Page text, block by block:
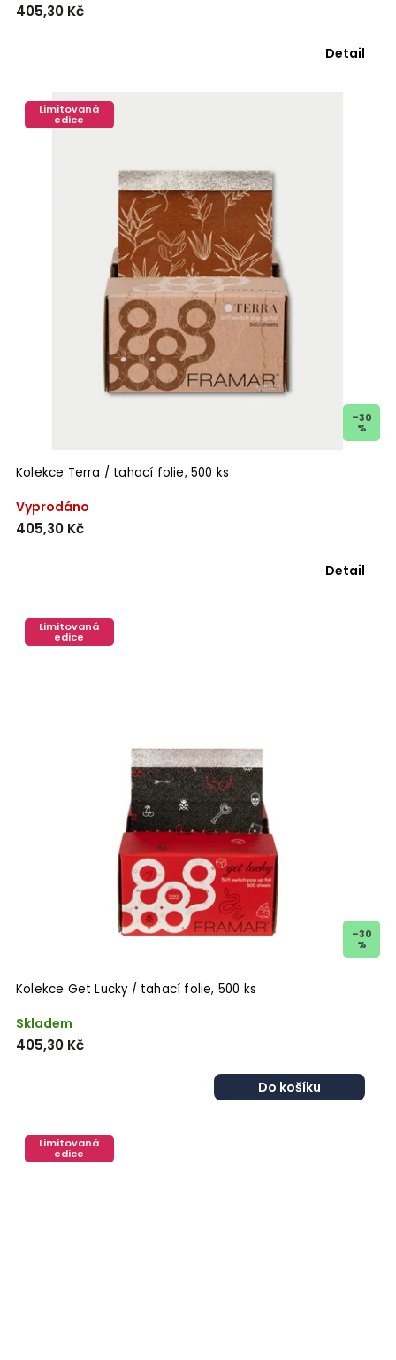
405,30 Kč
Detail
Limitovaná
edice
–30
%
Kolekce Terra / tahací folie, 500 ks
Vyprodáno
405,30 Kč
Detail
Limitovaná
edice
–30
%
Kolekce Get Lucky / tahací folie, 500 ks
Skladem
405,30 Kč
Do košíku
Limitovaná
edice